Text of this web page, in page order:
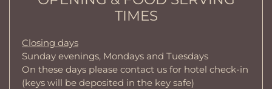
TIMES
Closing days
Sunday evenings, Mondays and Tuesdays
On these days please contact us for hotel check-in
(keys will be deposited in the key safe)